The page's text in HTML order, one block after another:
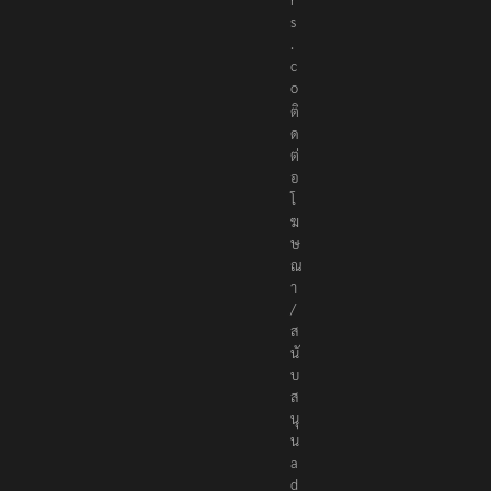
r
s
.
c
o
ติ
ด
ต่
อ
โ
ฆ
ษ
ณ
า
/
ส
นั
บ
ส
นุ
น
a